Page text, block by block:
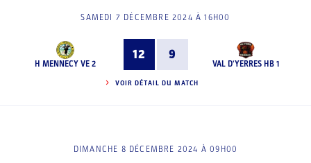
SAMEDI 7 DÉCEMBRE 2024 À 16H00
H MENNECY VE 2
12 9
VAL D'YERRES HB 1
VOIR DÉTAIL DU MATCH
DIMANCHE 8 DÉCEMBRE 2024 À 09H00